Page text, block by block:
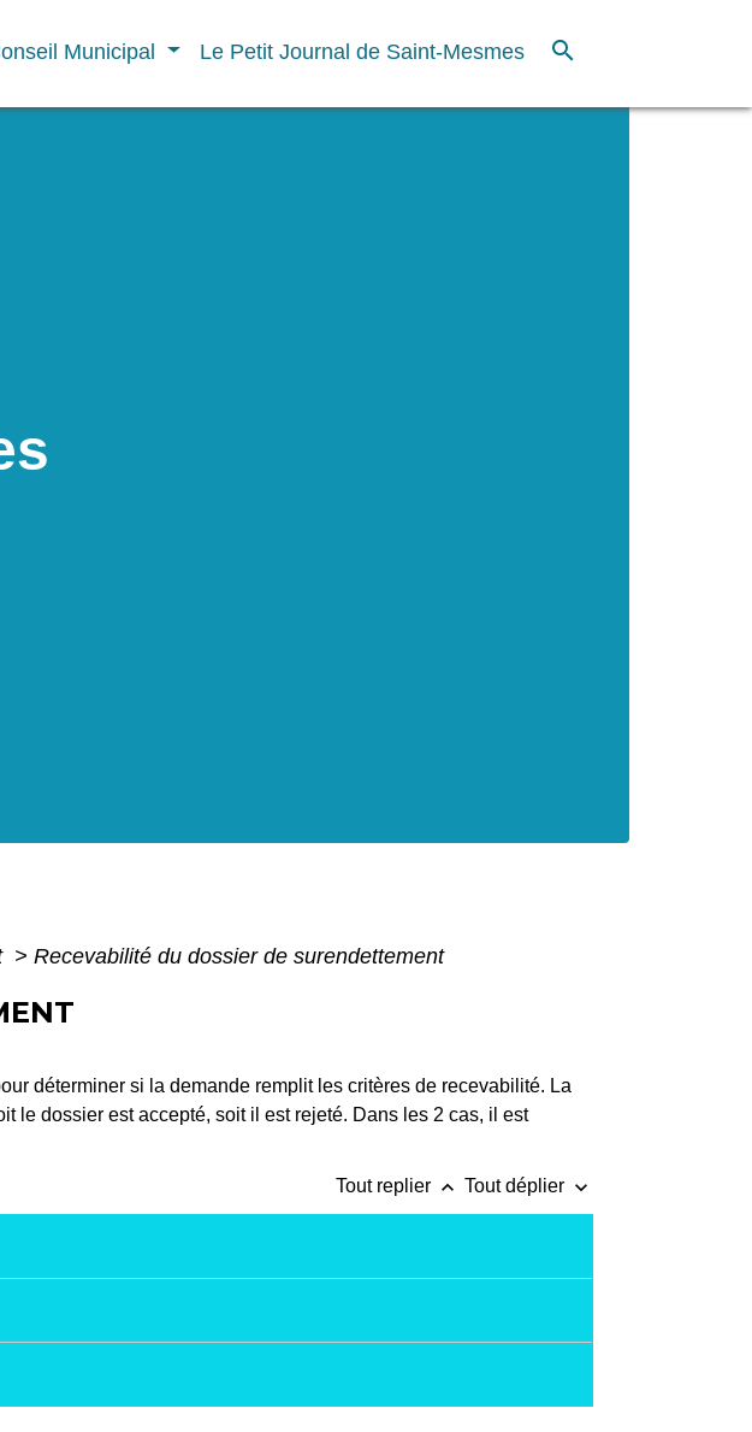
Municipal Le Petit Journal de Saint-Mesmes search
> Recevabilité du dossier de surendettement
déterminer si la demande remplit les critères de recevabilité. La
le dossier est accepté, soit il est rejeté. Dans les 2 cas, il est
Tout replier keyboard_arrow_up Tout déplier keyboard_arrow_down